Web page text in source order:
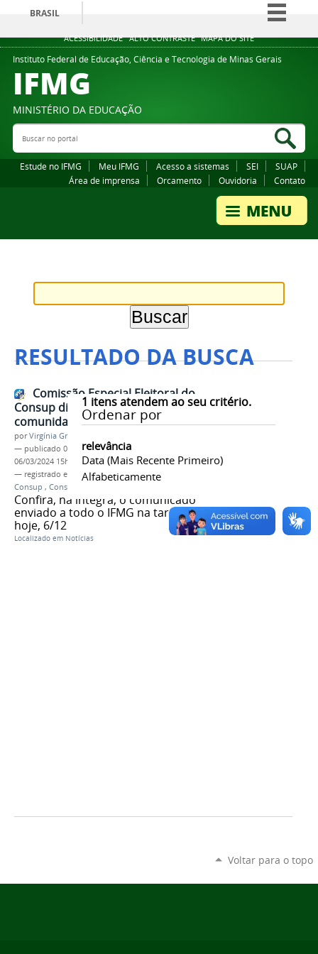
ACESSIBILIDADE ALTO CONTRASTE MAPA DO SITE
BRASIL
Simplifique!
Comunica BR
Legislação
Instituto Federal de Educação, Ciência e Tecnologia de Minas Gerais
IFMG
MINISTÉRIO DA EDUCAÇÃO
Buscar no portal
Estude no IFMG Meu IFMG Acesso a sistemas SEI
SUAP
Área de imprensa
Orcamento Ouvidoria Contato
RESULTADO DA BUSCA
1 itens atendem ao seu critério.
Ordenar por
relevância
Data (mais Recente Primeiro)
Alfabeticamente
Comissão Especial Eleitoral do
Consup divulga mensagem à
comunidade acadêmica
porVirgínia Graziela Fonseca Barbosa
— publicado 06/12/2023—última modificação
06/03/2024 15h28
— registrado em:
Comissão Especial Eleitoral
Consup , Conselho Superior
Confira, na íntegra, o comunicado
enviado a todo o IFMG na tarde de
hoje, 6/12
Localizado em Notícias
Voltar para o topo